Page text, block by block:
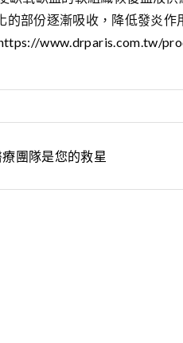
的部份逐漸吸收，降低發炎
www.drparis.com.tw/
團隊是您的救星